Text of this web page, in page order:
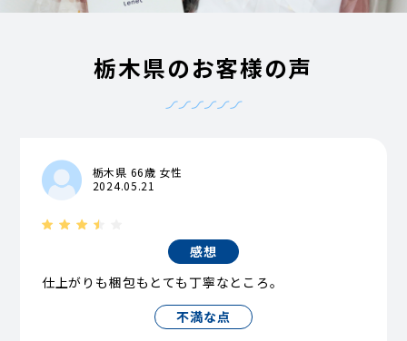
栃木県のお客様の声
栃木県 66歳 女性
2024.05.21
感想
仕上がりも梱包もとても丁寧なところ。
不満な点